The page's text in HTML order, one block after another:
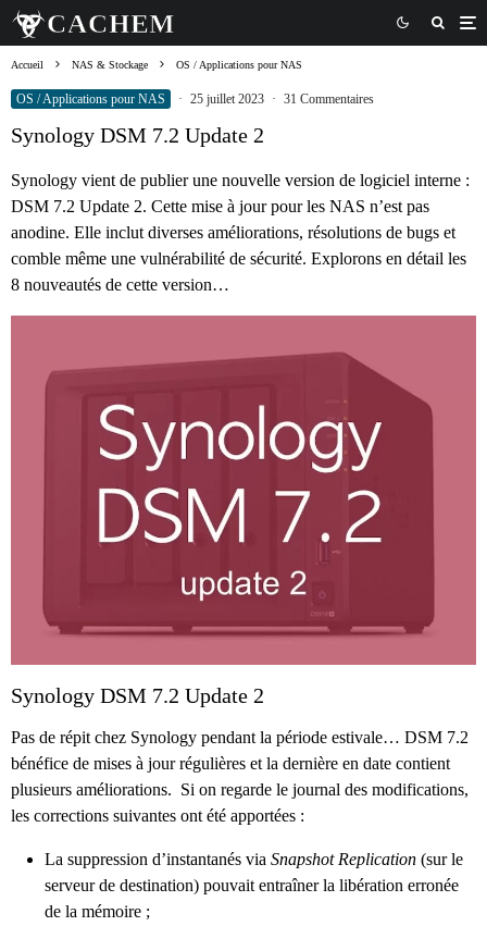
Accueil NAS & Stockage OS / Applications pour NAS
OS / Applications pour NAS · 25 juillet 2023 · 31 Commentaires
Synology DSM 7.2 Update 2
Synology vient de publier une nouvelle version de logiciel interne :
DSM 7.2 Update 2. Cette mise à jour pour les NAS n’est pas
anodine. Elle inclut diverses améliorations, résolutions de bugs et
comble même une vulnérabilité de sécurité. Explorons en détail les
8 nouveautés de cette version…
Synology DSM 7.2 Update 2
Pas de répit chez Synology pendant la période estivale… DSM 7.2
bénéfice de mises à jour régulières et la dernière en date contient
plusieurs améliorations. Si on regarde le journal des modifications,
les corrections suivantes ont été apportées :
La suppression d’instantanés via Snapshot Replication (sur le
serveur de destination) pouvait entraîner la libération erronée
de la mémoire ;